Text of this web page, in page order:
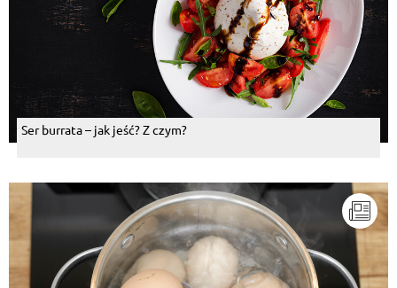
Ser burrata – jak jeść? Z czym?